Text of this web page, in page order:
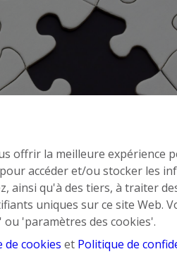
offrir la meilleure expérience
accéder et/ou stocker les
ainsi qu'à des tiers, à traiter
uniques sur ce site Web.
ou 'paramètres des cookies'.
de cookies et Politique de